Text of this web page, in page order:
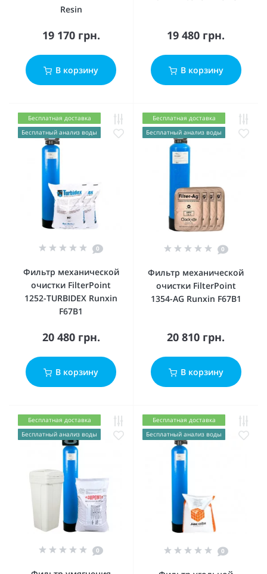
Resin
19 170 грн.
В корзину
19 480 грн.
В корзину
Бесплатная доставка
Бесплатный анализ воды
0
Фильтр механической
очистки FilterPoint
1252-TURBIDEX Runxin
F67B1
20 480 грн.
В корзину
Бесплатная доставка
Бесплатный анализ воды
0
Фильтр механической
очистки FilterPoint
1354-AG Runxin F67B1
20 810 грн.
В корзину
Бесплатная доставка
Бесплатный анализ воды
0
Бесплатная доставка
Бесплатный анализ воды
0